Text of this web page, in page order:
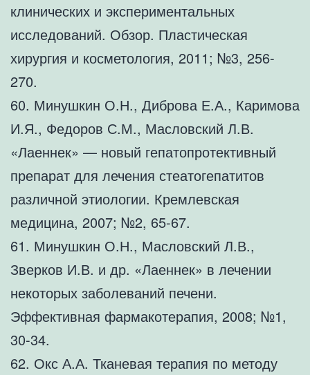
клинических и экспериментальных
исследований. Обзор. Пластическая
хирургия и косметология, 2011; №3, 256-
270.
60. Минушкин О.Н., Диброва Е.А., Каримова
И.Я., Федоров С.М., Масловский Л.В.
«Лаеннек» — новый гепатопротективный
препарат для лечения стеатогепатитов
различной этиологии. Кремлевская
медицина, 2007; №2, 65-67.
61. Минушкин О.Н., Масловский Л.В.,
Зверков И.В. и др. «Лаеннек» в лечении
некоторых заболеваний печени.
Эффективная фармакотерапия, 2008; №1,
30-34.
62. Окс А.А. Тканевая терапия по методу